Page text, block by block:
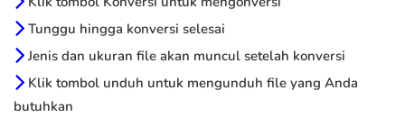
Tunggu hingga konversi selesai
Jenis dan ukuran file akan muncul setelah konversi
Klik tombol unduh untuk mengunduh file yang Anda
butuhkan